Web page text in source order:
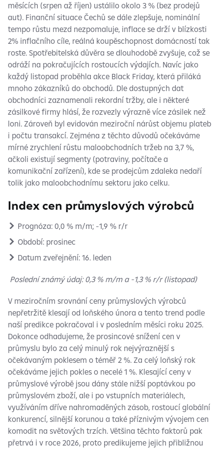
měsících (srpen až říjen) ustálilo okolo 3 % (bez prodejů
aut). Finanční situace Čechů se dále zlepšuje, nominální
tempo růstu mezd nezpomaluje, inflace se drží v blízkosti
2% inflačního cíle, reálná koupěschopnost domácností tak
roste. Spotřebitelská důvěra se dlouhodobě zvyšuje, což se
odráží na pokračujících rostoucích výdajích. Navíc jako
každý listopad proběhla akce Black Friday, která přiláká
mnoho zákazníků do obchodů. Dle dostupných dat
obchodníci zaznamenali rekordní tržby, ale i některé
zásilkové firmy hlásí, že rozvezly výrazně více zásilek než
loni. Zároveň byl evidován meziroční nárůst objemu plateb
i počtu transakcí. Zejména z těchto důvodů očekáváme
mírné zrychlení růstu maloobchodních tržeb na 3,7 %,
ačkoli existují segmenty (potraviny, počítače a
komunikační zařízení), kde se prodejcům zdaleka nedaří
tolik jako maloobchodnímu sektoru jako celku.
Index cen průmyslových výrobců
Prognóza: 0,0 % m/m; -1,9 % r/r
Období: prosinec
Datum zveřejnění: 16. leden
Poslední známý údaj: 0,3 % m/m a -1,3 % r/r (listopad)
V meziročním srovnání ceny průmyslových výrobců
nepřetržitě klesají od loňského února a tento trend podle
naší predikce pokračoval i v posledním měsíci roku 2025.
Dokonce odhadujeme, že prosincové snížení cen v
průmyslu bylo za celý minulý rok nejvýraznější s
očekávaným poklesem o téměř 2 %. Za celý loňský rok
očekáváme jejich pokles o necelé 1 %. Klesající ceny v
průmyslové výrobě jsou dány stále nižší poptávkou po
průmyslovém zboží, ale i po vstupních materiálech,
využíváním dříve nahromaděných zásob, rostoucí globální
konkurencí, silnější korunou a také příznivým vývojem cen
komodit na světových trzích. Většina těchto faktorů pak
přetrvá i v roce 2026, proto predikujeme jejich přibližnou